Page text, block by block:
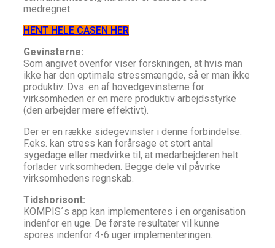
medregnet.
HENT HELE CASEN HER
Gevinsterne:
Som angivet ovenfor viser forskningen, at hvis man
ikke har den optimale stressmængde, så er man ikke
produktiv. Dvs. en af hovedgevinsterne for
virksomheden er en mere produktiv arbejdsstyrke
(den arbejder mere effektivt).
Der er en række sidegevinster i denne forbindelse.
F.eks. kan stress kan forårsage et stort antal
sygedage eller medvirke til, at medarbejderen helt
forlader virksomheden. Begge dele vil påvirke
virksomhedens regnskab.
Tidshorisont:
KOMPIS´s app kan implementeres i en organisation
indenfor en uge. De første resultater vil kunne
spores indenfor 4-6 uger implementeringen.